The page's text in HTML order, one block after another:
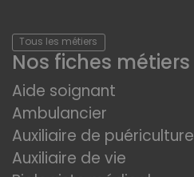
Tous les métiers
Nos fiches métiers
Aide soignant
Ambulancier
Auxiliaire de puériculture
Auxiliaire de vie